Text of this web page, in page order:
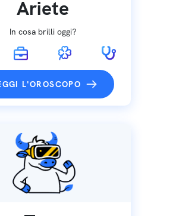
Ariete
In cosa brilli oggi?
L'OROSCOPO